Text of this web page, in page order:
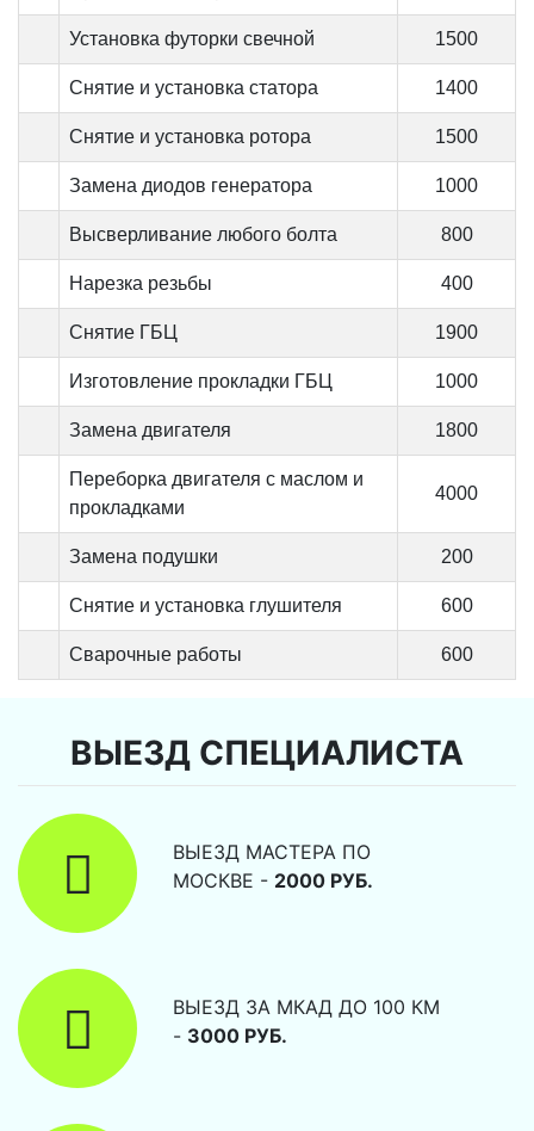
Установка футорки свечной 1500
Снятие и установка статора 1400
Снятие и установка ротора 1500
Замена диодов генератора 1000
Высверливание любого болта 800
Нарезка резьбы 400
Снятие ГБЦ 1900
Изготовление прокладки ГБЦ 1000
Замена двигателя 1800
Переборка двигателя с маслом и
прокладками
4000
Замена подушки 200
Снятие и установка глушителя 600
Сварочные работы 600
ВЫЕЗД СПЕЦИАЛИСТА
ВЫЕЗД МАСТЕРА ПО
МОСКВЕ - 2000 РУБ.
ВЫЕЗД ЗА МКАД ДО 100 КМ
- 3000 РУБ.